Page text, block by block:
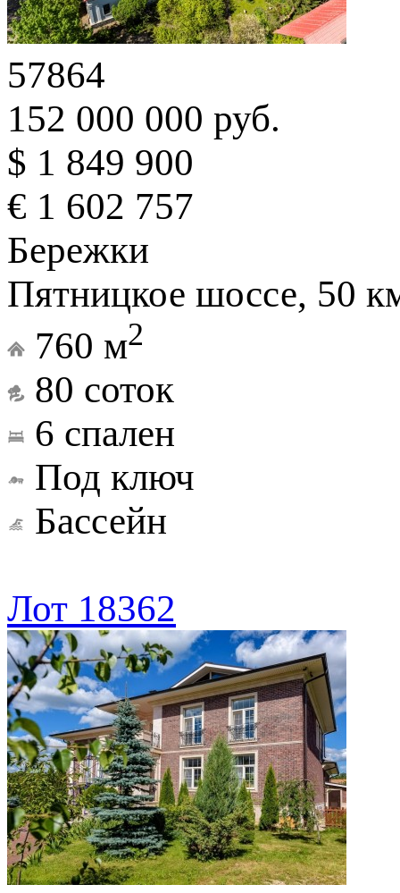
57864
152 000 000 руб.
$ 1 849 900
€ 1 602 757
Бережки
Пятницкое шоссе, 50
760 м2
80 соток
6 спален
Под ключ
Бассейн
Лот 18362